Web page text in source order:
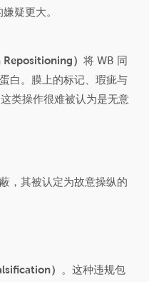
疑更大。
） 将 WB 同
白。膜上的标记、瑕疵与
类操作很难被认为是无意
，其被认定为故意操纵的
）
。这种违规包